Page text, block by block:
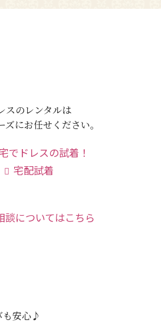
スのレンタルは
ズにお任せください。
宅配試着
談についてはこちら
も安心♪